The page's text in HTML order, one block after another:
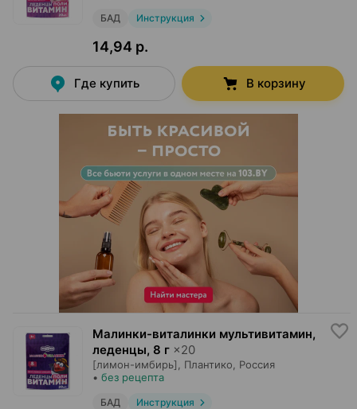
БАД Инструкция
14,94 р.
Где купить В корзину
Малинки-виталинки мультивитамин,
леденцы, 8 г ×20
[лимон-имбирь], Плантико , Россия
• без рецепта
БАД Инструкция